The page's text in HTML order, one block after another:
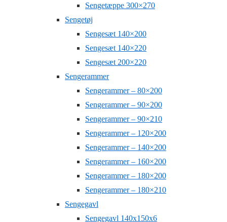
Sengetæppe 300×270
Sengetøj
Sengesæt 140×200
Sengesæt 140×220
Sengesæt 200×220
Sengerammer
Sengerammer – 80×200
Sengerammer – 90×200
Sengerammer – 90×210
Sengerammer – 120×200
Sengerammer – 140×200
Sengerammer – 160×200
Sengerammer – 180×200
Sengerammer – 180×210
Sengegavl
Sengegavl 140x150x6